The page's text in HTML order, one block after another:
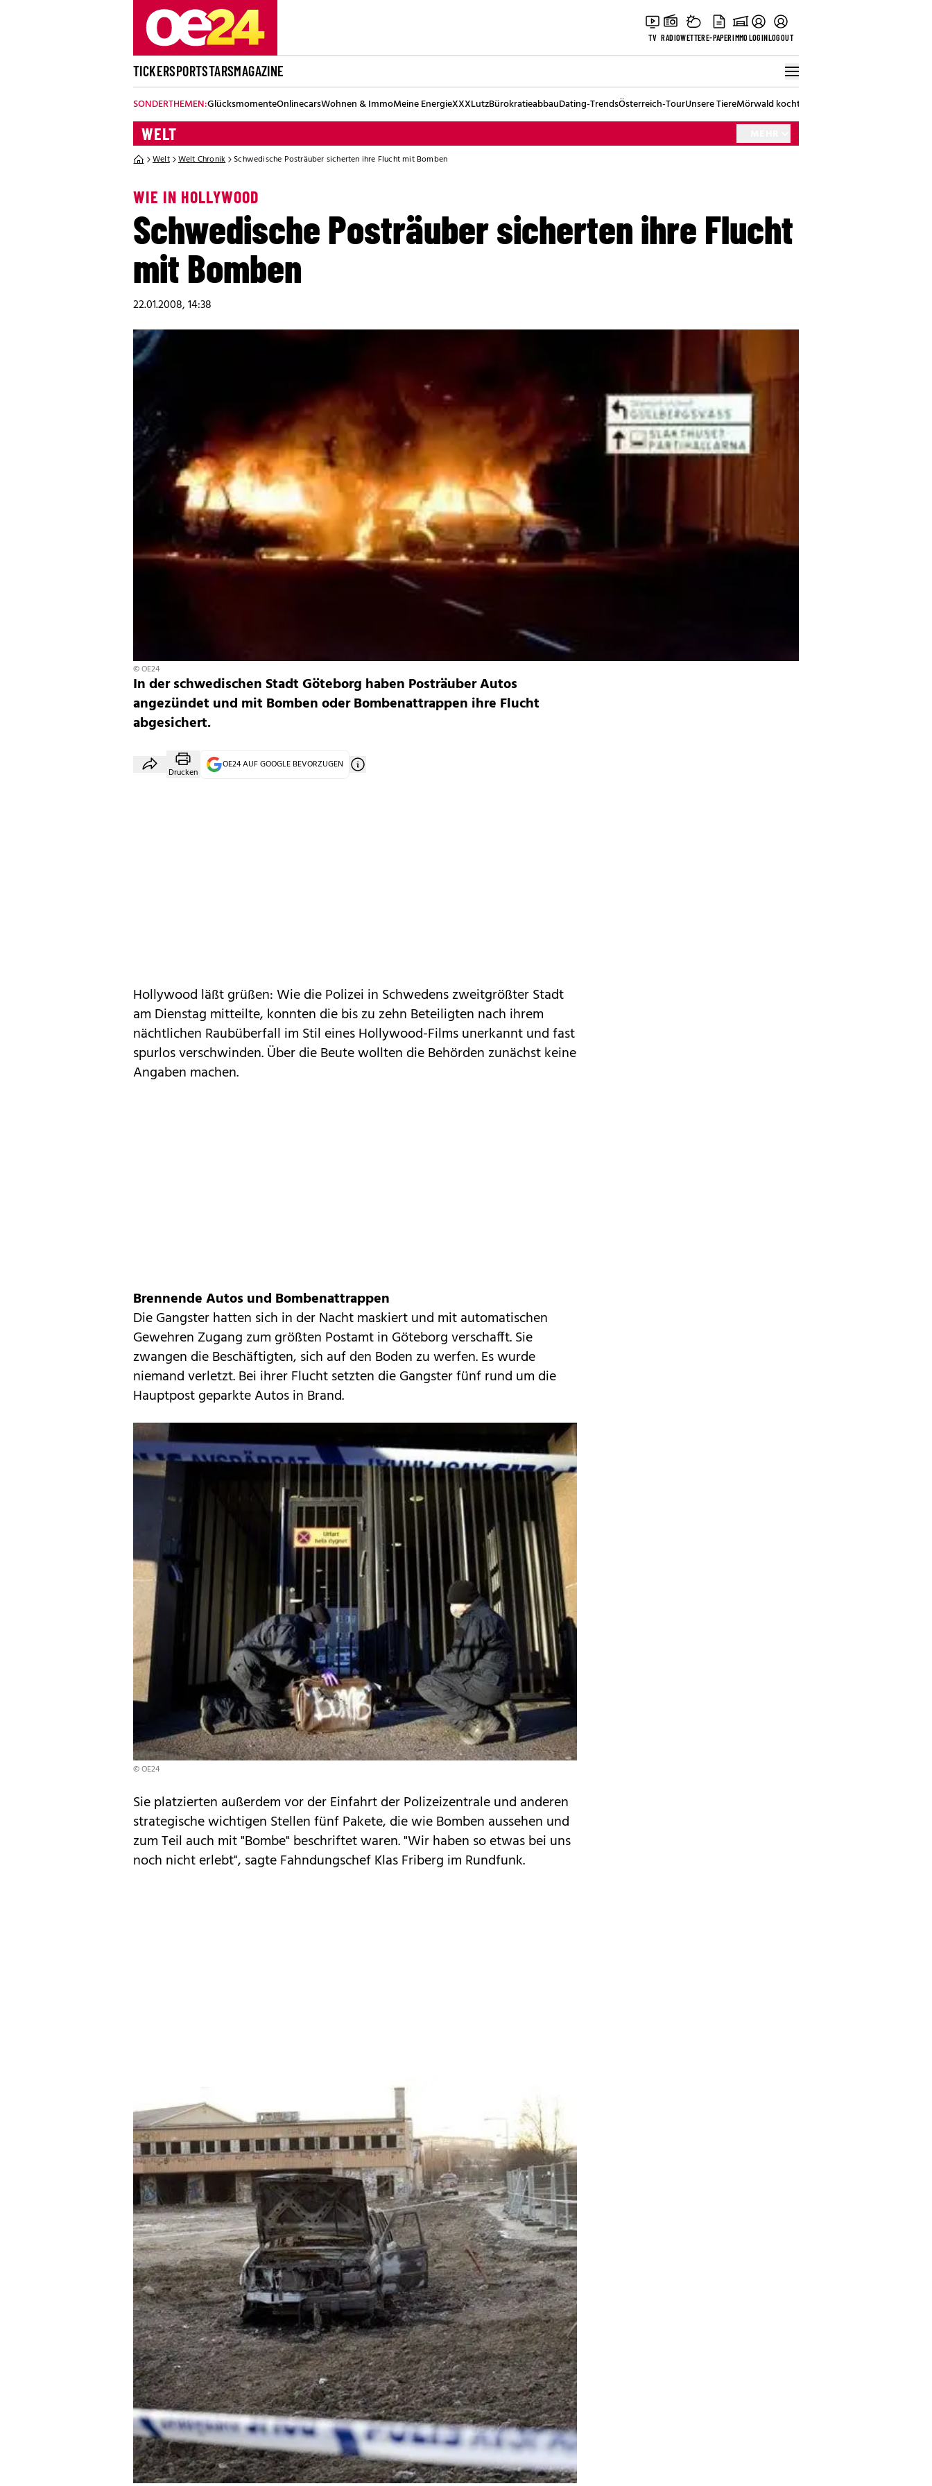
TV RADIOWETTERE-PAPERIMMOLOGINLOGOUT
TICKERSPORTSTARSMAGAZINE
SONDERTHEMEN:GlücksmomenteOnlinecarsWohnen & ImmoMeine EnergieXXXLutzBürokratieabbauDating-TrendsÖsterreich-TourUnsere TiereMörwald kocht
WELT
Welt Welt Chronik Schwedische Posträuber sicherten ihre Flucht mit Bomben
WIE IN HOLLYWOOD
Schwedische Posträuber sicherten ihre Flucht
mit Bomben
22.01.2008, 14:38
© OE24
In der schwedischen Stadt Göteborg haben Posträuber Autos
angezündet und mit Bomben oder Bombenattrappen ihre Flucht
abgesichert.
Drucken
OE24 AUF GOOGLE BEVORZUGEN
Hollywood läßt grüßen: Wie die Polizei in Schwedens zweitgrößter Stadt
am Dienstag mitteilte, konnten die bis zu zehn Beteiligten nach ihrem
nächtlichen Raubüberfall im Stil eines Hollywood-Films unerkannt und fast
spurlos verschwinden. Über die Beute wollten die Behörden zunächst keine
Angaben machen.
Brennende Autos und Bombenattrappen
Die Gangster hatten sich in der Nacht maskiert und mit automatischen
Gewehren Zugang zum größten Postamt in Göteborg verschafft. Sie
zwangen die Beschäftigten, sich auf den Boden zu werfen. Es wurde
niemand verletzt. Bei ihrer Flucht setzten die Gangster fünf rund um die
Hauptpost geparkte Autos in Brand.
© OE24
Sie platzierten außerdem vor der Einfahrt der Polizeizentrale und anderen
strategische wichtigen Stellen fünf Pakete, die wie Bomben aussehen und
zum Teil auch mit "Bombe" beschriftet waren. "Wir haben so etwas bei uns
noch nicht erlebt", sagte Fahndungschef Klas Friberg im Rundfunk.